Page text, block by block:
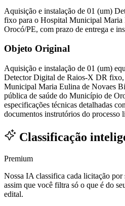
Aquisição e instalação de 01 (um)
fixo para o Hospital Municipal Maria
Orocó/PE, com prazo de entrega e
Objeto Original
Aquisição e instalação de 01 (um)
Detector Digital de Raios-X DR fixo,
Municipal Maria Eulina de Novaes
pública de saúde do Município de
especificações técnicas detalhadas
documentos instrutórios do processo
Classificação
Premium
Nossa IA classifica cada licitação
assim que você filtra só o que é do
edital.